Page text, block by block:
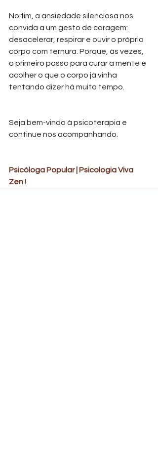
No fim, a ansiedade silenciosa nos
convida a um gesto de coragem:
desacelerar, respirar e ouvir o próprio
corpo com ternura. Porque, às vezes,
o primeiro passo para curar a mente é
acolher o que o corpo já vinha
tentando dizer há muito tempo.
Seja bem-vindo à psicoterapia e
continue nos acompanhando.
Psicóloga Popular | Psicologia Viva
Zen !